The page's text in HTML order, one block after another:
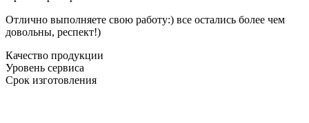
Отлично выполняете свою работу:) все остались более чем
довольны, респект!)
Качество продукции
Уровень сервиса
Срок изготовления